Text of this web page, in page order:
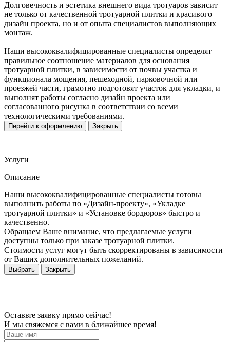
Долговечность и эстетика внешнего вида тротуаров зависит
не только от качественной тротуарной плитки и красивого
дизайн проекта, но и от опыта специалистов выполняющих
монтаж.
Наши высококвалифицированные специалисты определят
правильное соотношение материалов для основания
тротуарной плитки, в зависимости от почвы участка и
функционала мощения, пешеходной, парковочной или
проезжей части, грамотно подготовят участок для укладки, и
выполнят работы согласно дизайн проекта или
согласованного рисунка в соответствии со всеми
технологическими требованиями.
Перейти к оформлению Закрыть
Услуги
Описание
Наши высококвалифицированные специалисты готовы
выполнить работы по «Дизайн-проекту», «Укладке
тротуарной плитки» и «Установке бордюров» быстро и
качественно.
Обращаем Ваше внимание, что предлагаемые услуги
доступны только при заказе тротуарной плитки.
Стоимости услуг могут быть скорректированы в зависимости
от Ваших дополнительных пожеланий.
Выбрать Закрыть
Оставьте заявку прямо сейчас!
И мы свяжемся с вами в ближайшее время!